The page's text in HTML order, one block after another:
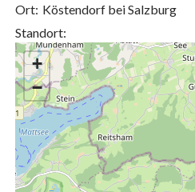
Ort: Köstendorf bei Salzburg
Standort:
+
−